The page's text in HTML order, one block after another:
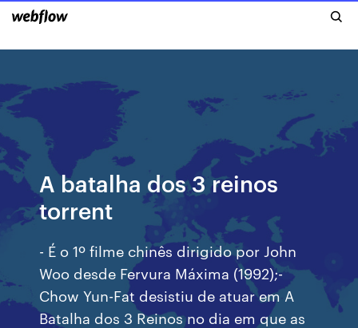
A batalha dos 3 reinos
torrent
- É o 1º filme chinês dirigido por John
Woo desde Fervura Máxima (1992);-
Chow Yun-Fat desistiu de atuar em A
Batalha dos 3 Reinos no dia em que as